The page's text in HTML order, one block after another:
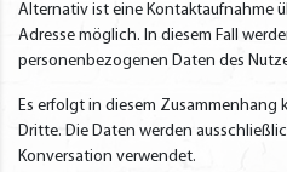
Alternativ ist eine Kontaktaufnahme
Adresse möglich. In diesem Fall
personenbezogenen Daten des
Es erfolgt in diesem Zusammenhang
Dritte. Die Daten werden
Konversation verwendet.